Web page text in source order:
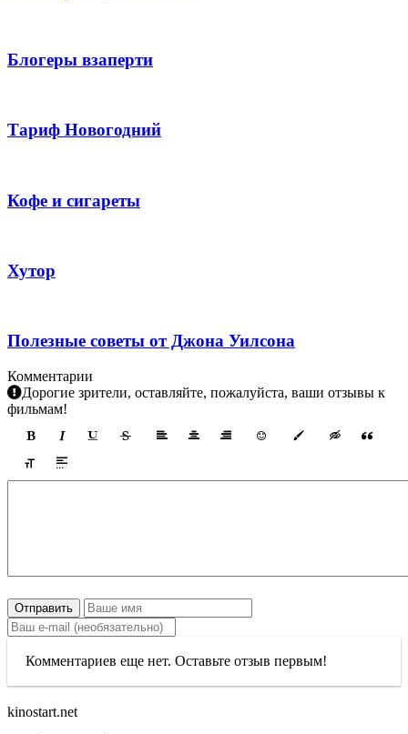
Блогеры взаперти
Тариф Новогодний
Кофе и сигареты
Хутор
Полезные советы от Джона Уилсона
Комментарии
Дорогие зрители, оставляйте, пожалуйста, ваши отзывы к
фильмам!
Отправить
Комментариев еще нет. Оставьте отзыв первым!
kinostart.net